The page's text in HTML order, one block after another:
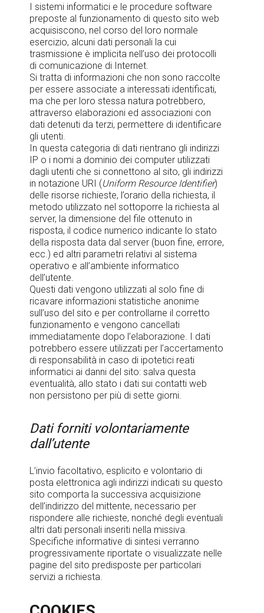
I sistemi informatici e le procedure software
preposte al funzionamento di questo sito web
acquisiscono, nel corso del loro normale
esercizio, alcuni dati personali la cui
trasmissione è implicita nell’uso dei protocolli
di comunicazione di Internet.
Si tratta di informazioni che non sono raccolte
per essere associate a interessati identificati,
ma che per loro stessa natura potrebbero,
attraverso elaborazioni ed associazioni con
dati detenuti da terzi, permettere di identificare
gli utenti.
In questa categoria di dati rientrano gli indirizzi
IP o i nomi a dominio dei computer utilizzati
dagli utenti che si connettono al sito, gli indirizzi
in notazione URI (Uniform Resource Identifier)
delle risorse richieste, l’orario della richiesta, il
metodo utilizzato nel sottoporre la richiesta al
server, la dimensione del file ottenuto in
risposta, il codice numerico indicante lo stato
della risposta data dal server (buon fine, errore,
ecc.) ed altri parametri relativi al sistema
operativo e all’ambiente informatico
dell’utente.
Questi dati vengono utilizzati al solo fine di
ricavare informazioni statistiche anonime
sull’uso del sito e per controllarne il corretto
funzionamento e vengono cancellati
immediatamente dopo l’elaborazione. I dati
potrebbero essere utilizzati per l’accertamento
di responsabilità in caso di ipotetici reati
informatici ai danni del sito: salva questa
eventualità, allo stato i dati sui contatti web
non persistono per più di sette giorni.
Dati forniti volontariamente
dall’utente
L’invio facoltativo, esplicito e volontario di
posta elettronica agli indirizzi indicati su questo
sito comporta la successiva acquisizione
dell’indirizzo del mittente, necessario per
rispondere alle richieste, nonché degli eventuali
altri dati personali inseriti nella missiva.
Specifiche informative di sintesi verranno
progressivamente riportate o visualizzate nelle
pagine del sito predisposte per particolari
servizi a richiesta.